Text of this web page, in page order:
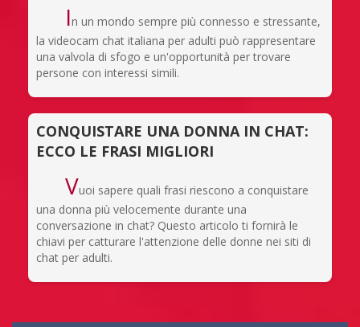
In un mondo sempre più connesso e stressante,
la videocam chat italiana per adulti può rappresentare
una valvola di sfogo e un'opportunità per trovare
persone con interessi simili.
CONQUISTARE UNA DONNA IN CHAT:
ECCO LE FRASI MIGLIORI
Vuoi sapere quali frasi riescono a conquistare
una donna più velocemente durante una
conversazione in chat? Questo articolo ti fornirà le
chiavi per catturare l'attenzione delle donne nei siti di
chat per adulti.